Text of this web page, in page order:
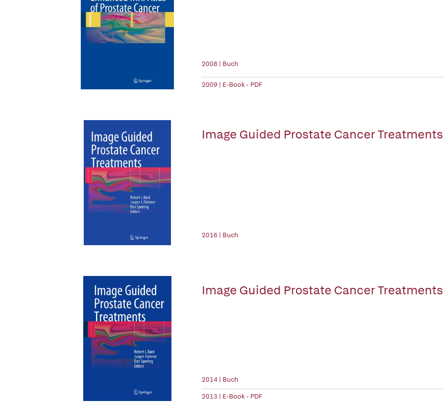
2008 | Buch
2009 | E-Book - PDF
Image Guided Prostate Cancer Treatments
2016 | Buch
Image Guided Prostate Cancer Treatments
2014 | Buch
2013 | E-Book - PDF